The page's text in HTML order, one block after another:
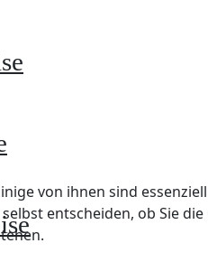
von ihnen sind
entscheiden, ob Sie